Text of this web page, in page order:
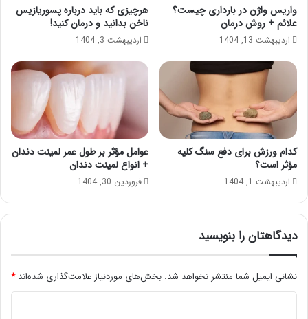
واریس واژن در بارداری چیست؟
علائم + روش درمان
اردیبهشت 13, 1404
هرچیزی که باید درباره پسوریازیس
ناخن بدانید و درمان کنید!
اردیبهشت 3, 1404
کدام ورزش برای دفع سنگ کلیه
مؤثر است؟
اردیبهشت 1, 1404
عوامل مؤثر بر طول عمر لمینت دندان
+ انواع لمینت دندان
فروردین 30, 1404
دیدگاهتان را بنویسید
نشانی ایمیل شما منتشر نخواهد شد. بخش‌های موردنیاز علامت‌گذاری شده‌اند*